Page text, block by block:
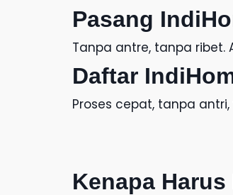
Pasang
Tanpa antre, tanpa ribet.
Daftar
Proses cepat, tanpa
Kenapa Harus